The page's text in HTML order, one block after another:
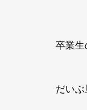
卒業生
だいぶ